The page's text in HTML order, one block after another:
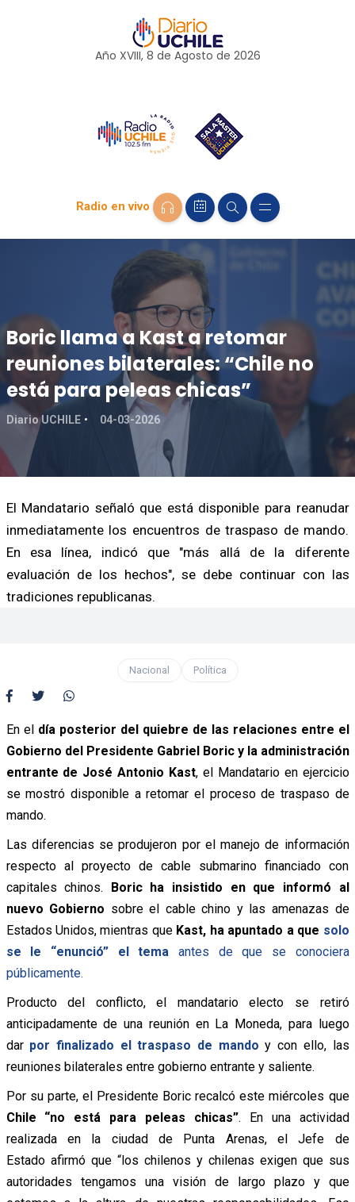
Año XVIII, 8 de Agosto de 2026
Radio en vivo
Boric llama a Kast a retomar
reuniones bilaterales: “Chile no
está para peleas chicas”
Diario UCHILE 04-03-2026
El Mandatario señaló que está disponible para reanudar
inmediatamente los encuentros de traspaso de mando.
En esa línea, indicó que "más allá de la diferente
evaluación de los hechos", se debe continuar con las
tradiciones republicanas.
Nacional Política
En el día posterior del quiebre de las relaciones entre el
Gobierno del Presidente Gabriel Boric y la administración
entrante de José Antonio Kast, el Mandatario en ejercicio
se mostró disponible a retomar el proceso de traspaso de
mando.
Las diferencias se produjeron por el manejo de información
respecto al proyecto de cable submarino financiado con
capitales chinos. Boric ha insistido en que informó al
nuevo Gobierno sobre el cable chino y las amenazas de
Estados Unidos, mientras queKast, ha apuntado a que solo
se le “enunció” el tema antes de que se conociera
públicamente.
Producto del conflicto, el mandatario electo se retiró
anticipadamente de una reunión en La Moneda, para luego
dar por finalizado el traspaso de mando y con ello, las
reuniones bilaterales entre gobierno entrante y saliente.
Por su parte, el Presidente Boric recalcó este miércoles que
Chile “no está para peleas chicas”. En una actividad
realizada en la ciudad de Punta Arenas, el Jefe de
Estado afirmó que “los chilenos y chilenas exigen que sus
autoridades tengamos una visión de largo plazo y que